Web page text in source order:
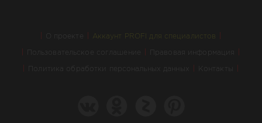
О проекте Аккаунт PROFI для специалистов
Пользовательское соглашение Правовая информация
Политика обработки персональных данных Контакты